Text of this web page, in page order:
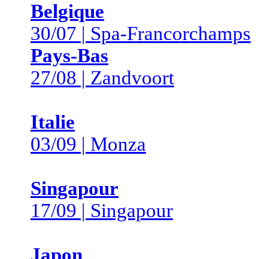
Belgique
30/07 | Spa-Francorchamps
Pays-Bas
27/08 | Zandvoort
Italie
03/09 | Monza
Singapour
17/09 | Singapour